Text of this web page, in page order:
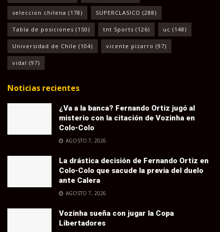
seleccion chilena (178) SUPERCLASICO (288)
Tabla de posiciones (150) tnt Sports (126) uc (148)
Universidad de Chile (104) vicente pizarro (97)
vidal (97)
Noticias recientes
¿Va a la banca? Fernando Ortiz jugó al
misterio con la citación de Vozinha en
Colo-Colo
AGOSTO 7, 2026
La drástica decisión de Fernando Ortiz en
Colo-Colo que sacude la previa del duelo
ante Calera
AGOSTO 7, 2026
Vozinha sueña con jugar la Copa
Libertadores